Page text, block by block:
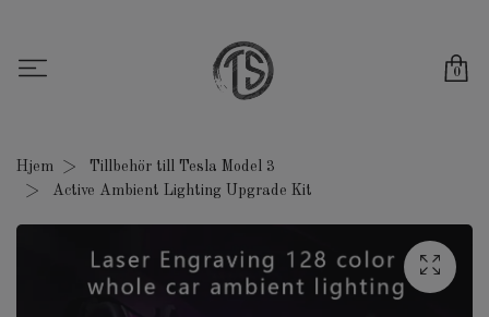
0
Hjem
Tillbehör till Tesla Model 3
Active Ambient Lighting Upgrade Kit